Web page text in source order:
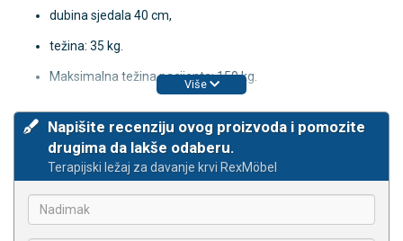
dubina sjedala 40 cm,
težina: 35 kg.
Maksimalna težina pacijenta: 150 kg.
Više
Napišite recenziju ovog proizvoda i pomozite
drugima da lakše odaberu.
Terapijski ležaj za davanje krvi RexMöbel